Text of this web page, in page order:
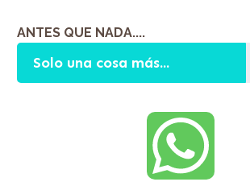
ANTES QUE NADA....
Solo una cosa más...